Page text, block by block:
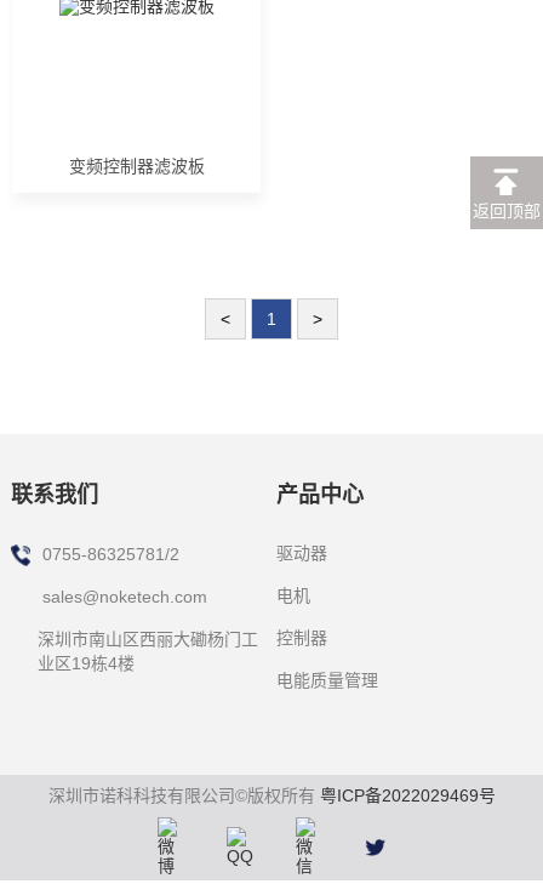
变频控制器滤波板
< 1 >
返回顶部
联系我们
0755-86325781/2
sales@noketech.com
深圳市南山区西丽大磡杨门工
业区19栋4楼
产品中心
驱动器
电机
控制器
电能质量管理
深圳市诺科科技有限公司©版权所有 粤ICP备2022029469号